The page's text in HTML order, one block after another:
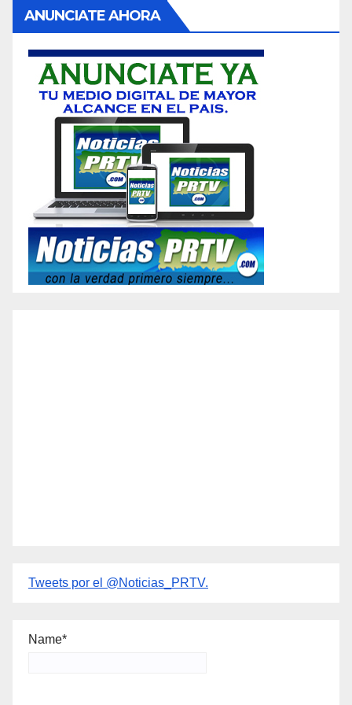
ANUNCIATE AHORA
Tweets por el @Noticias_PRTV.
Name*